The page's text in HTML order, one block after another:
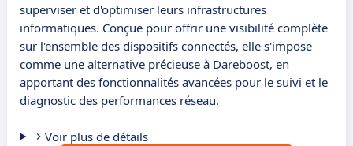
superviser et d'optimiser leurs infrastructures
informatiques. Conçue pour offrir une visibilité complète
sur l'ensemble des dispositifs connectés, elle s'impose
comme une alternative précieuse à Dareboost, en
apportant des fonctionnalités avancées pour le suivi et le
diagnostic des performances réseau.
Voir plus de détails